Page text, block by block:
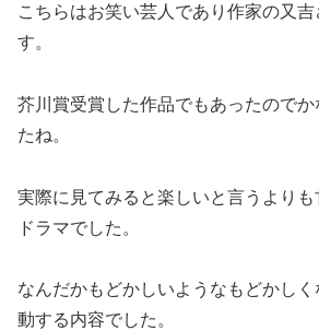
こちらはお笑い芸人であり作家の又
す。
芥川賞受賞した作品でもあったので
たね。
実際に見てみると楽しいと言うより
ドラマでした。
なんだかもどかしいようなもどかし
動する内容でした。